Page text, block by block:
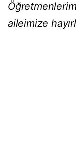
aileimize